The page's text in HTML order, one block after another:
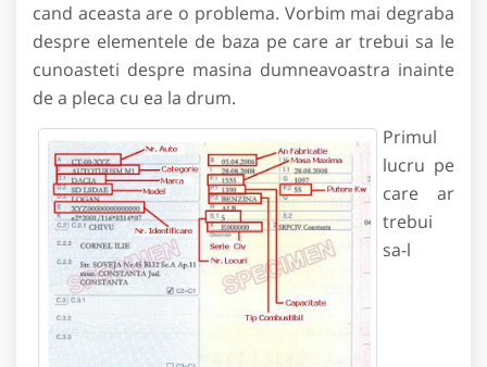
cand aceasta are o problema. Vorbim mai degraba
despre elementele de baza pe care ar trebui sa le
cunoasteti despre masina dumneavoastra inainte
de a pleca cu ea la drum.
Primul
lucru pe
care ar
trebui
sa-l